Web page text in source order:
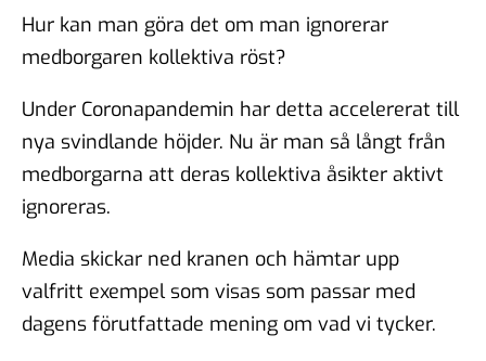
Hur kan man göra det om man ignorerar
medborgaren kollektiva röst?
Under Coronapandemin har detta accelererat till
nya svindlande höjder. Nu är man så långt från
medborgarna att deras kollektiva åsikter aktivt
ignoreras.
Media skickar ned kranen och hämtar upp
valfritt exempel som visas som passar med
dagens förutfattade mening om vad vi tycker.